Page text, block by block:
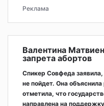
Реклама
Валентина
запрета абортов
Спикер Совфеда заявила,
не пойдет. Она
отметила, что
направлена на